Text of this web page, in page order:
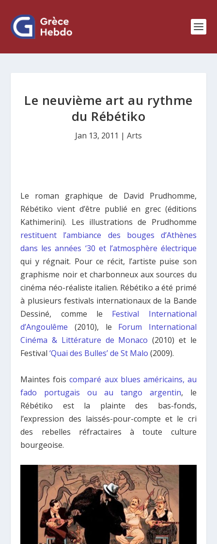
Le neuvième art au rythme
du Rébétiko
Jan 13, 2011 | Arts
Le roman graphique de David Prudhomme,
Rébétiko vient d’être publié en grec (éditions
Kathimerini). Les illustrations de Prudhomme
restituent l’ambiance des bouges d’Athènes
dans les années ‘30 et l’atmosphère électrique
qui y régnait. Pour ce récit, l’artiste puise son
graphisme noir et charbonneux aux sources du
cinéma néo-réaliste italien. Rébétiko a été primé
à plusieurs festivals internationaux de la Bande
Dessiné, comme le Festival International
d’Angoulême (2010), le Forum International
Cinéma & Littérature de Monaco (2010) et le
Festival‘Quai des Bulles’ de St Malo (2009).
Maintes foiscomparé aux blues américains, au
fado portugais ou au tango argentin, le
Rébétiko est la plainte des bas-fonds,
l’expression des laissés-pour-compte et le cri
des rebelles réfractaires à toute culture
bourgeoise.